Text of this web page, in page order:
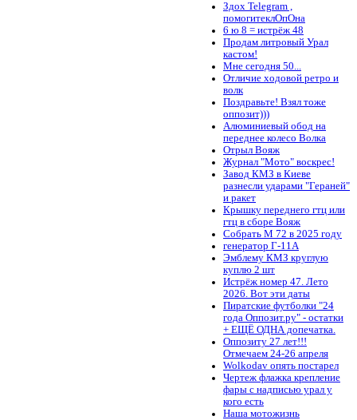
Здох Telegram ,
помогитеклОпОна
6 ю 8 = истрёж 48
Продам литровый Урал
кастом!
Мне сегодня 50...
Отличие ходовой ретро и
волк
Поздравьте! Взял тоже
оппозит)))
Алюминиевый обод на
переднее колесо Волка
Отрыл Вояж
Журнал "Мото" воскрес!
Завод КМЗ в Киеве
разнесли ударами "Гераней"
и ракет
Крышку переднего гтц или
гтц в сборе Вояж
Собрать М 72 в 2025 году
генератор Г-11А
Эмблему КМЗ круглую
куплю 2 шт
Истрёж номер 47. Лето
2026. Вот эти даты
Пиратские футболки "24
года Оппозит.ру" - остатки
+ ЕЩЁ ОДНА допечатка.
Оппозиту 27 лет!!!
Отмечаем 24-26 апреля
Wolkodav опять постарел
Чертеж флажка крепление
фары с надписью урал у
кого есть
Наша мотожизнь